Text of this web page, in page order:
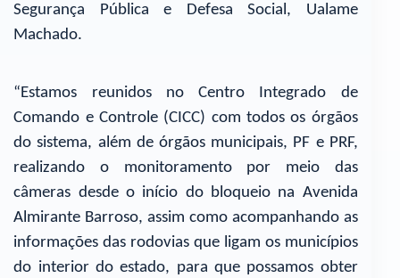
Segurança Pública e Defesa Social, Ualame
Machado.
“Estamos reunidos no Centro Integrado de
Comando e Controle (CICC) com todos os órgãos
do sistema, além de órgãos municipais, PF e PRF,
realizando o monitoramento por meio das
câmeras desde o início do bloqueio na Avenida
Almirante Barroso, assim como acompanhando as
informações das rodovias que ligam os municípios
do interior do estado, para que possamos obter